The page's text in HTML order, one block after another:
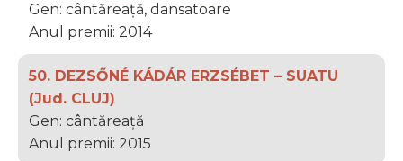
Gen: cântăreață, dansatoare
Anul premii: 2014
50. DEZSŐNÉ KÁDÁR ERZSÉBET – SUATU
(Jud. CLUJ)
Gen: cântăreață
Anul premii: 2015